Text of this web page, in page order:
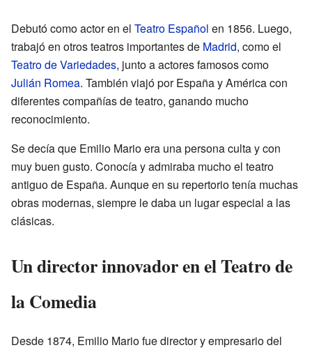
Debutó como actor en el Teatro Español en 1856. Luego,
trabajó en otros teatros importantes de Madrid, como el
Teatro de Variedades, junto a actores famosos como
Julián Romea. También viajó por España y América con
diferentes compañías de teatro, ganando mucho
reconocimiento.
Se decía que Emilio Mario era una persona culta y con
muy buen gusto. Conocía y admiraba mucho el teatro
antiguo de España. Aunque en su repertorio tenía muchas
obras modernas, siempre le daba un lugar especial a las
clásicas.
Un director innovador en el Teatro de
la Comedia
Desde 1874, Emilio Mario fue director y empresario del